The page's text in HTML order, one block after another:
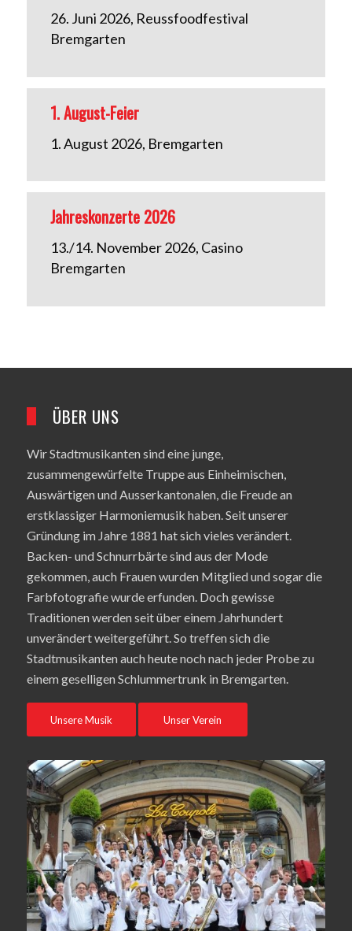
26. Juni 2026, Reussfoodfestival
Bremgarten
1. August-Feier
1. August 2026, Bremgarten
Jahreskonzerte 2026
13./14. November 2026, Casino
Bremgarten
ÜBER UNS
Wir Stadtmusikanten sind eine junge,
zusammengewürfelte Truppe aus Einheimischen,
Auswärtigen und Ausserkantonalen, die Freude an
erstklassiger Harmoniemusik haben. Seit unserer
Gründung im Jahre 1881 hat sich vieles verändert.
Backen- und Schnurrbärte sind aus der Mode
gekommen, auch Frauen wurden Mitglied und sogar die
Farbfotografie wurde erfunden. Doch gewisse
Traditionen werden seit über einem Jahrhundert
unverändert weitergeführt. So treffen sich die
Stadtmusikanten auch heute noch nach jeder Probe zu
einem geselligen Schlummertrunk in Bremgarten.
Unsere Musik Unser Verein